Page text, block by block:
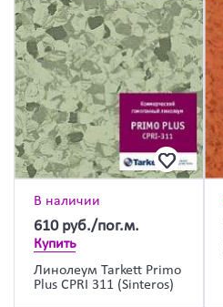
В наличии
610 руб./пог.м.
Купить
Линолеум Tarkett Primo
Plus CPRI 311 (Sinteros)